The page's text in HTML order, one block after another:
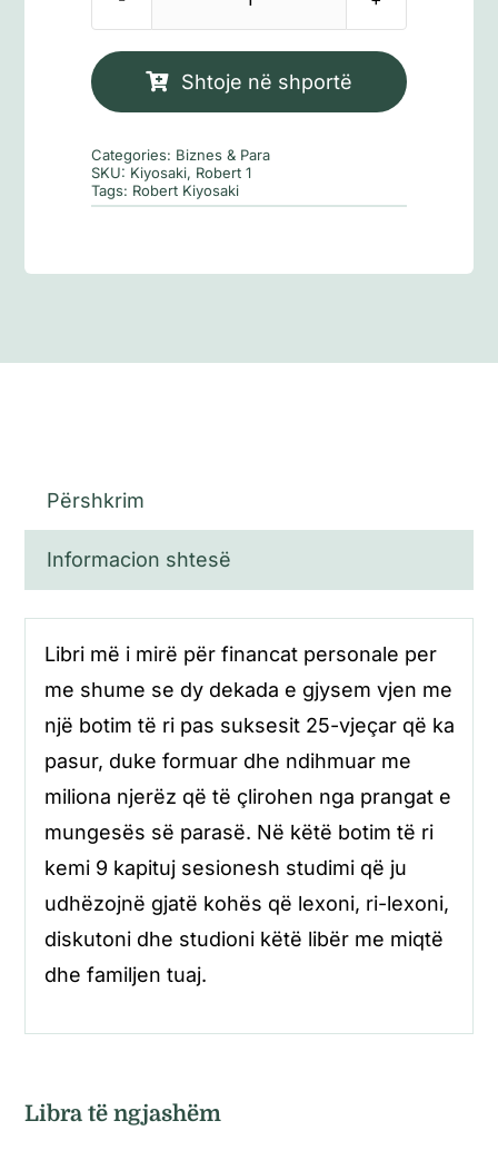
Sasi
i
i
varfër
Shtoje në shportë
Categories: Biznes & Para
SKU: Kiyosaki, Robert 1
Tags: Robert Kiyosaki
Përshkrim
Informacion shtesë
Libri më i mirë për financat personale per
me shume se dy dekada e gjysem vjen me
një botim të ri pas suksesit 25-vjeçar që ka
pasur, duke formuar dhe ndihmuar me
miliona njerëz që të çlirohen nga prangat e
mungesës së parasë. Në këtë botim të ri
kemi 9 kapituj sesionesh studimi që ju
udhëzojnë gjatë kohës që lexoni, ri-lexoni,
diskutoni dhe studioni këtë libër me miqtë
dhe familjen tuaj.
Libra të ngjashëm